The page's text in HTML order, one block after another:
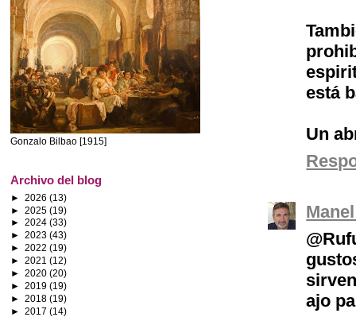
está
Un
ajo
Gonzalo Bilbao [1915]
Archivo del blog
► 2026 (13)
► 2025 (19)
► 2024 (33)
► 2023 (43)
► 2022 (19)
► 2021 (12)
► 2020 (20)
► 2019 (19)
► 2018 (19)
► 2017 (14)